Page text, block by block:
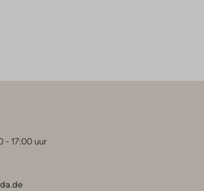
- 17:00 uur